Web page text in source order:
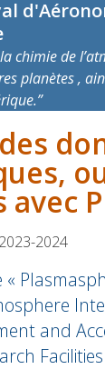
chimie de
planètes ,
avec
2023-2024
«
and
Facilities